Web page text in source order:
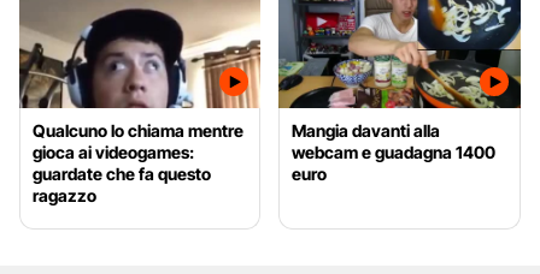
Qualcuno lo chiama mentre
gioca ai videogames:
guardate che fa questo
ragazzo
Mangia davanti alla
webcam e guadagna 1400
euro